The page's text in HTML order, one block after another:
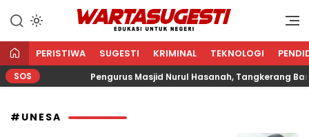
WARTA SUGESTI √ EDUKASI
Edukasi Untuk Negeri
PERISTIWA SUGESTI KRIMINAL TEKNOLOGI
SOS Pengurus Masjid Nurul Hasanah, Tangkerang
#UNESA